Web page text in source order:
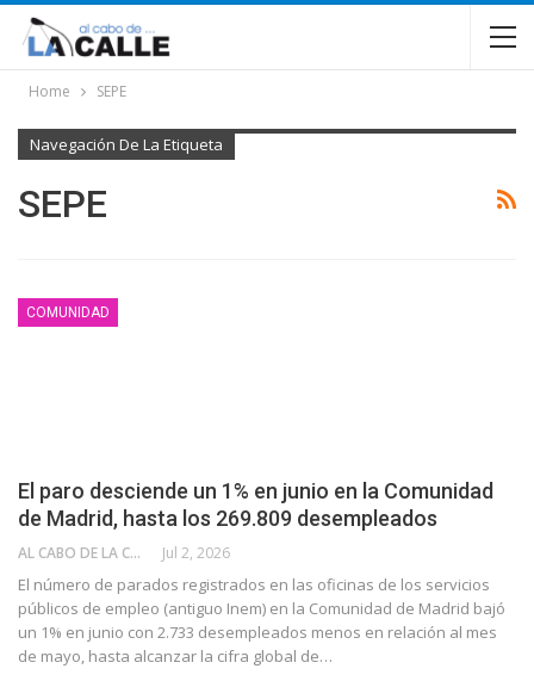
Home SEPE
Navegación De La Etiqueta
SEPE
COMUNIDAD
El paro desciende un 1% en junio en la Comunidad
de Madrid, hasta los 269.809 desempleados
AL CABO DE LA CALLE Jul 2, 2026
El número de parados registrados en las oficinas de los servicios
públicos de empleo (antiguo Inem) en la Comunidad de Madrid bajó
un 1% en junio con 2.733 desempleados menos en relación al mes
de mayo, hasta alcanzar la cifra global de…